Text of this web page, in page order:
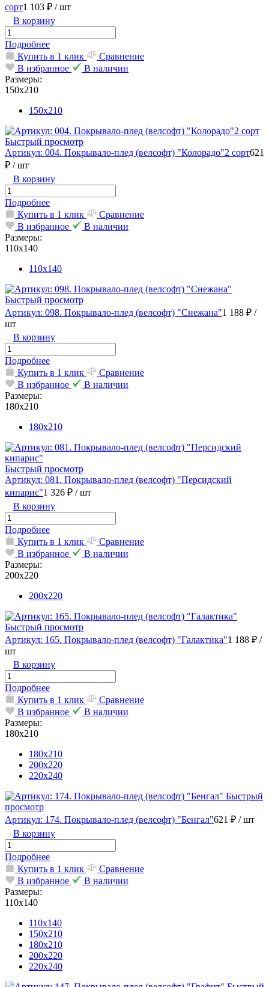
сорт1 103 ₽ / шт
В корзину
Подробнее
Купить в 1 клик
Сравнение
В избранное
В наличии
Размеры:
150х210
150х210
Быстрый просмотр
Артикул: 004. Покрывало-плед (велсофт) "Колорадо"2 сорт621
₽ / шт
В корзину
Подробнее
Купить в 1 клик
Сравнение
В избранное
В наличии
Размеры:
110х140
110х140
Быстрый просмотр
Артикул: 098. Покрывало-плед (велсофт) "Снежана"1 188 ₽ /
шт
В корзину
Подробнее
Купить в 1 клик
Сравнение
В избранное
В наличии
Размеры:
180х210
180х210
Быстрый просмотр
Артикул: 081. Покрывало-плед (велсофт) "Персидский
кипарис"1 326 ₽ / шт
В корзину
Подробнее
Купить в 1 клик
Сравнение
В избранное
В наличии
Размеры:
200х220
200х220
Быстрый просмотр
Артикул: 165. Покрывало-плед (велсофт) "Галактика"1 188 ₽ /
шт
В корзину
Подробнее
Купить в 1 клик
Сравнение
В избранное
В наличии
Размеры:
180х210
180х210
200х220
220х240
Быстрый
просмотр
Артикул: 174. Покрывало-плед (велсофт) "Бенгал"621 ₽ / шт
В корзину
Подробнее
Купить в 1 клик
Сравнение
В избранное
В наличии
Размеры:
110х140
110х140
150х210
180х210
200х220
220х240